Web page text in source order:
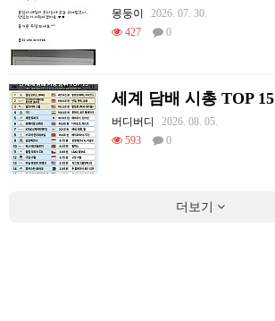
몽둥이
2026. 07. 30.
427
0
세계 담배 시총 TOP 15
버디버디
2026. 08. 05.
593
0
더보기